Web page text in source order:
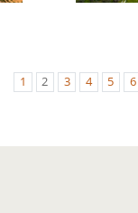
1 2 3 4 5 6